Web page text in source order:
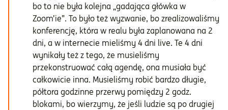
bo to nie była kolejna „gadająca główka w
Zoom’ie”. To było też wyzwanie, bo zrealizowaliśmy
konferencję, która w realu była zaplanowana na 2
dni, a w internecie mieliśmy 4 dni live. Te 4 dni
wynikały też z tego, że musieliśmy
przekonstruować całą agendę, ona musiała być
całkowicie inna. Musieliśmy robić bardzo długie,
półtora godzinne przerwy pomiędzy 2 godz.
blokami, bo wierzymy, że jeśli ludzie są po drugiej